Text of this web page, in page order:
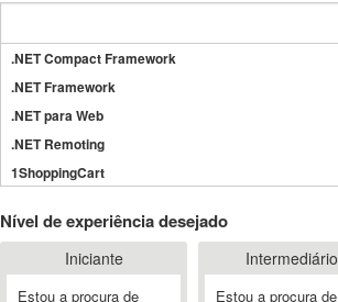
.NET Compact Framework
.NET Framework
.NET para Web
.NET Remoting
1ShoppingCart
3GSM
4D Dimension
802.11
Nível de experiência desejado
Iniciante
Estou a procura de
Intermediário
Estou a procura de